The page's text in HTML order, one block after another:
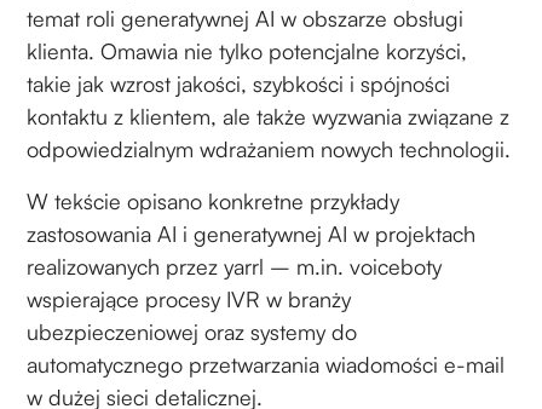
temat roli generatywnej AI w obszarze obsługi
klienta. Omawia nie tylko potencjalne korzyści,
takie jak wzrost jakości, szybkości i spójności
kontaktu z klientem, ale także wyzwania związane z
odpowiedzialnym wdrażaniem nowych technologii.
W tekście opisano konkretne przykłady
zastosowania AI i generatywnej AI w projektach
realizowanych przez yarrl – m.in. voiceboty
wspierające procesy IVR w branży
ubezpieczeniowej oraz systemy do
automatycznego przetwarzania wiadomości e-mail
w dużej sieci detalicznej.